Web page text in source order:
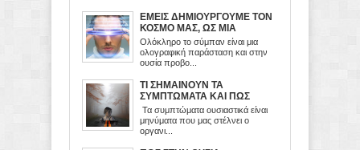
ΕΜΕΙΣ ΔΗΜΙΟΥΡΓΟΥΜΕ ΤΟΝ
ΚΟΣΜΟ ΜΑΣ, ΩΣ ΜΙΑ
ΕΙΚΟΝΙΚΗ ΠΡΟΒΟΛΗ ΤΟΥ
ΜΥΑΛΟΥ ΜΑΣ
Ολόκληρο το σύμπαν είναι μια
ολογραφική παράσταση και στην
ουσία προβο...
ΤΙ ΣΗΜΑΙΝΟΥΝ ΤΑ
ΣΥΜΠΤΩΜΑΤΑ ΚΑΙ ΠΩΣ
ΠΡΕΠΕΙ ΝΑ ΤΑ
ΔΙΑΧΕΙΡΙΖΟΜΑΣΤΕ
Τα συμπτώματα ουσιαστικά είναι
μηνύματα που μας στέλνει ο
οργανι...